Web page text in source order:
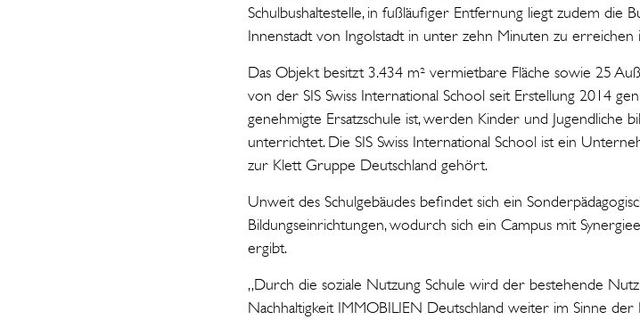
Schulbushaltestelle, in fußläufiger Entfernung liegt zudem die
Innenstadt von Ingolstadt in unter zehn Minuten zu erreichen
Das Objekt besitzt 3.434 m² vermietbare Fläche sowie 25
von der SIS Swiss International School seit Erstellung 2014
genehmigte Ersatzschule ist, werden Kinder und Jugendliche
unterrichtet. Die SIS Swiss International School ist ein
zur Klett Gruppe Deutschland gehört.
Unweit des Schulgebäudes befindet sich ein
Bildungseinrichtungen, wodurch sich ein Campus mit
ergibt.
„Durch die soziale Nutzung Schule wird der bestehende
Nachhaltigkeit IMMOBILIEN Deutschland weiter im Sinne